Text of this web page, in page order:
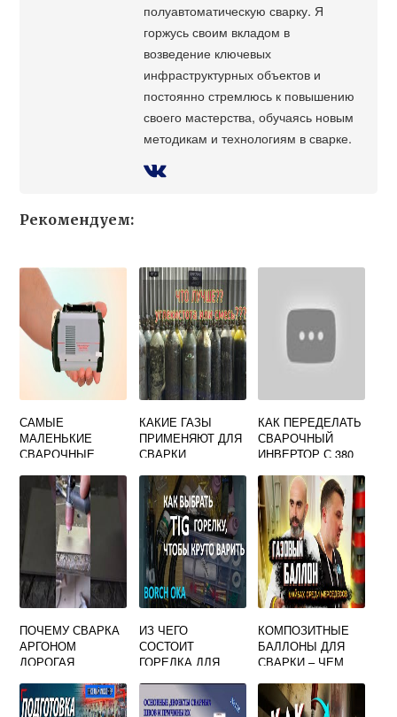
полуавтоматическую сварку. Я
горжусь своим вкладом в
возведение ключевых
инфраструктурных объектов и
постоянно стремлюсь к повышению
своего мастерства, обучаясь новым
методикам и технологиям в сварке.
Рекомендуем:
САМЫЕ
МАЛЕНЬКИЕ
СВАРОЧНЫЕ
ДОМА
КАКИЕ ГАЗЫ
ПРИМЕНЯЮТ ДЛЯ
СВАРКИ
АКТИВНЫХ
МЕТАЛЛОВ
КАК ПЕРЕДЕЛАТЬ
СВАРОЧНЫЙ
ИНВЕРТОР С 380
ПОЧЕМУ СВАРКА
АРГОНОМ
ДОРОГАЯ
ИЗ ЧЕГО
СОСТОИТ
ГОРЕЛКА ДЛЯ
СВАРКИ
КОМПОЗИТНЫЕ
БАЛЛОНЫ ДЛЯ
СВАРКИ – ЧЕМ
СТАЛЬНЫХ